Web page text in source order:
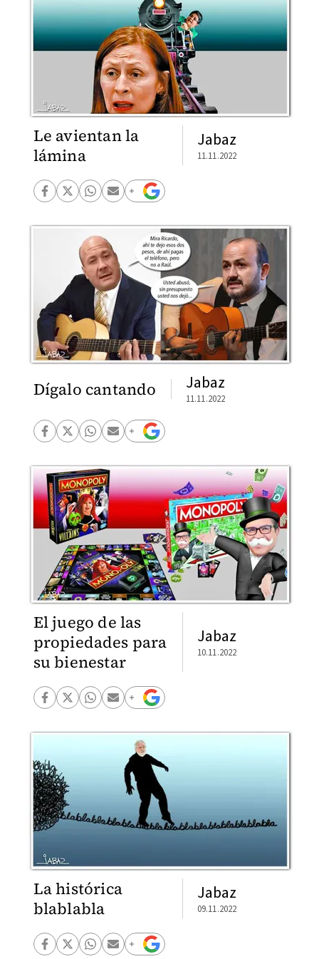
Le avientan la
lámina
Jabaz
11.11.2022
Dígalo cantando Jabaz
11.11.2022
El juego de las
propiedades para
su bienestar
Jabaz
10.11.2022
La histórica
blablabla
Jabaz
09.11.2022